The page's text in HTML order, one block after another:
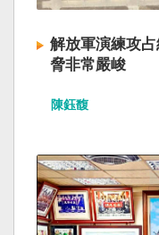
解放軍演練攻
脅非常嚴峻
陳鈺馥